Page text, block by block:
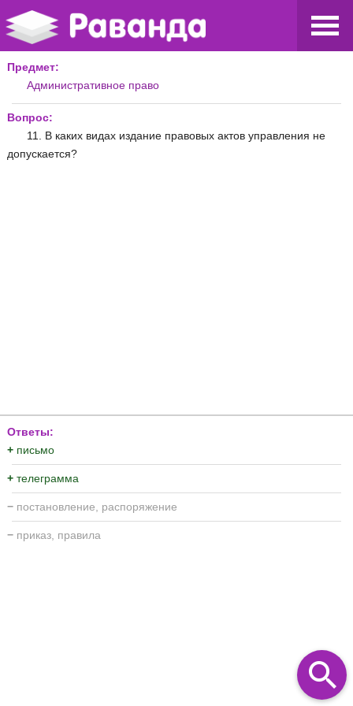
Предмет:
Административное право
Вопрос:
11. В каких видах издание правовых актов управления не
допускается?
Ответы:
+ письмо
+ телеграмма
− постановление, распоряжение
− приказ, правила